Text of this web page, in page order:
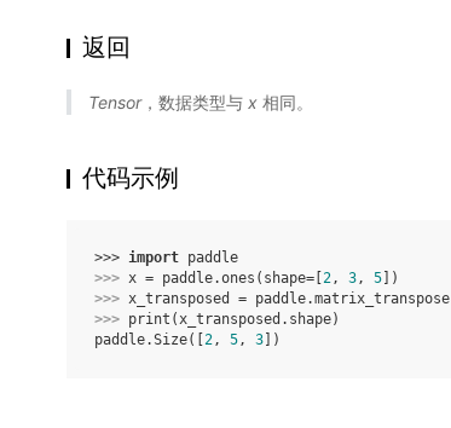
返回
Tensor，数据类型与 x相同。
代码示例
>>> import paddle
>>> x = paddle.ones ( shape= 2, 3, 5 ])
>>> x_transposed = paddle.matrix_transpose
>>> print (x_transposed . shape)
paddle.Size([ 2, 5, 3 ])